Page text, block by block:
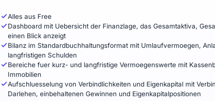
Alles aus Free
Dashboard mit Uebersicht der Finanzlage, das Gesamtaktiva,
einen Blick anzeigt
Bilanz im Standardbuchhaltungsformat mit Umlaufvermoegen,
langfristigen Schulden
Bereiche fuer kurz- und langfristige Vermoegenswerte mit
Immobilien
Aufschluesselung von Verbindlichkeiten und Eigenkapital mit
Darlehen, einbehaltenen Gewinnen und Eigenkapitalpositionen